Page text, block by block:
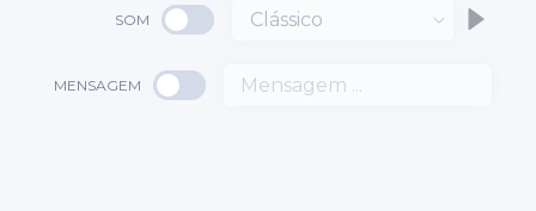
SOM Clássico
MENSAGEM